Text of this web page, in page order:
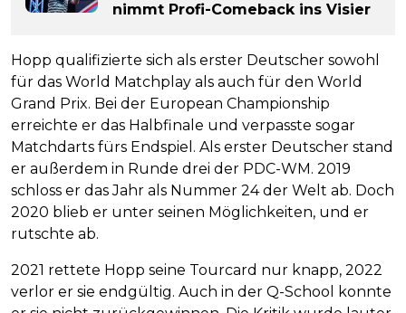
nimmt Profi-Comeback ins Visier
Hopp qualifizierte sich als erster Deutscher sowohl
für das World Matchplay als auch für den World
Grand Prix. Bei der European Championship
erreichte er das Halbfinale und verpasste sogar
Matchdarts fürs Endspiel. Als erster Deutscher stand
er außerdem in Runde drei der PDC-WM. 2019
schloss er das Jahr als Nummer 24 der Welt ab. Doch
2020 blieb er unter seinen Möglichkeiten, und er
rutschte ab.
2021 rettete Hopp seine Tourcard nur knapp, 2022
verlor er sie endgültig. Auch in der Q-School konnte